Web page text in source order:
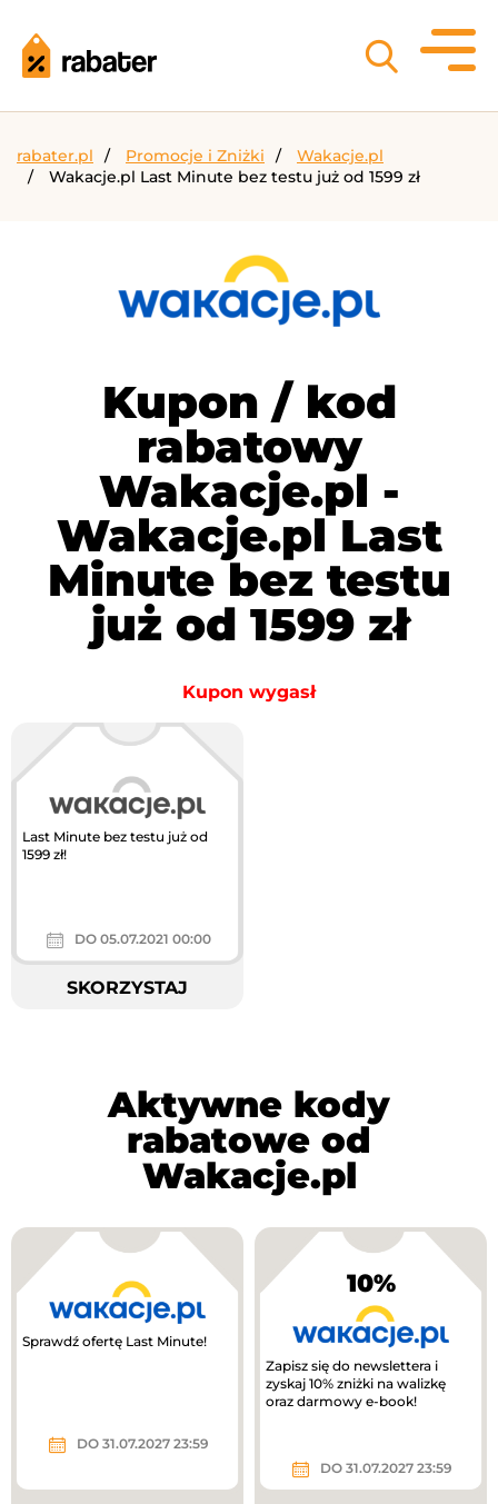
rabater.pl Promocje i Zniżki
Wakacje.pl
Wakacje.pl Last Minute bez testu już od 1599 zł
Kupon / kod
rabatowy
Wakacje.pl -
Wakacje.pl Last
Minute bez testu
już od 1599 zł
Kupon wygasł
Last Minute bez testu już od
1599 zł!
DO 05.07.2021 00:00
SKORZYSTAJ
Aktywne kody
rabatowe od
Wakacje.pl
Sprawdź ofertę Last Minute!
DO 31.07.2027 23:59
10%
Zapisz się do newslettera i
zyskaj 10% zniżki na walizkę
oraz darmowy e-book!
DO 31.07.2027 23:59